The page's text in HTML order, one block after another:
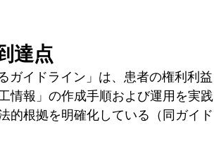
達点
ガイドライン」は、患者の権利利益
情報」の作成手順および運用を実践
的根拠を明確化している（同ガイド